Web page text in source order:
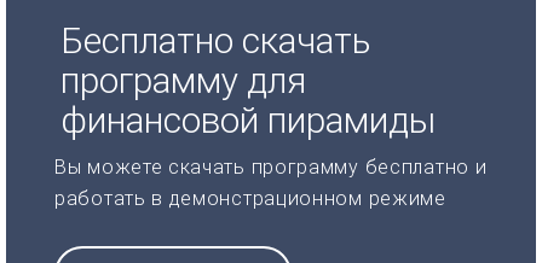
Бесплатно скачать
программу для
финансовой пирамиды
Вы можете скачать программу бесплатно и
работать в демонстрационном режиме